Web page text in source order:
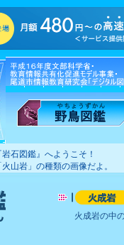
石図鑑』へようこそ！
山岩」の種類の画像だよ。
火成岩の中